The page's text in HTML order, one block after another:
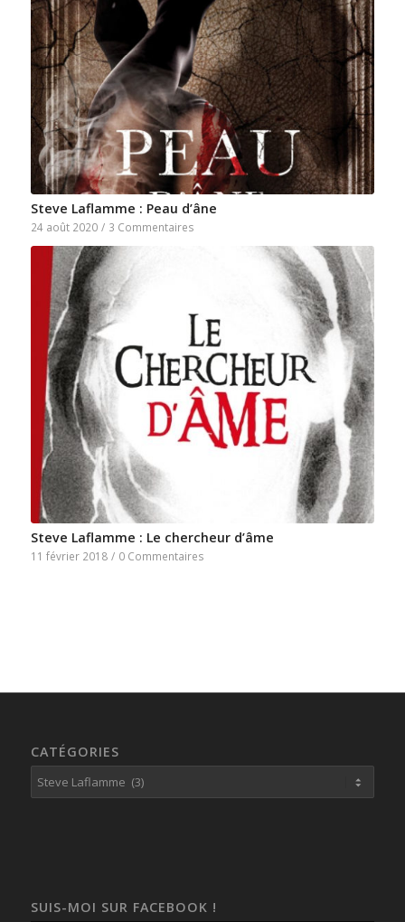
Steve Laflamme : Peau d’âne
24 août 2020 / 3 Commentaires
Steve Laflamme : Le chercheur d’âme
11 février 2018 / 0 Commentaires
CATÉGORIES
Catégories
SUIS-MOI SUR FACEBOOK !